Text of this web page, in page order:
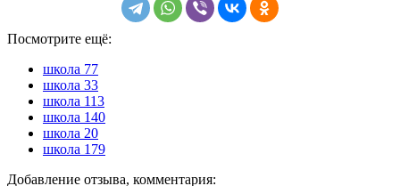
Посмотрите ещё:
школа 77
школа 33
школа 113
школа 140
школа 20
школа 179
Добавление отзыва, комментария: